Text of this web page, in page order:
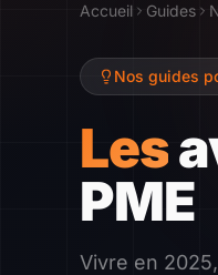
Gagner
Témoignages
Accueil Guides
Nos guides
Les
PME
Vivre en